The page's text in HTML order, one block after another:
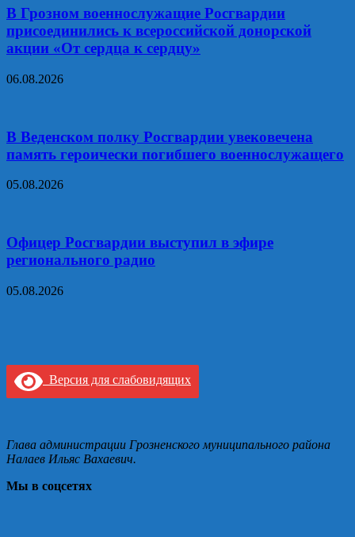
В Грозном военнослужащие Росгвардии
присоединились к всероссийской донорской
акции «От сердца к сердцу»
06.08.2026
В Веденском полку Росгвардии увековечена
память героически погибшего военнослужащего
05.08.2026
Офицер Росгвардии выступил в эфире
регионального радио
05.08.2026
Версия для слабовидящих
Глава администрации Грозненского муниципального района
Налаев Ильяс Вахаевич.
Мы в соцсетях